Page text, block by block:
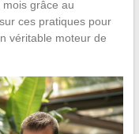
grâce au
ces pratiques pour
véritable moteur de